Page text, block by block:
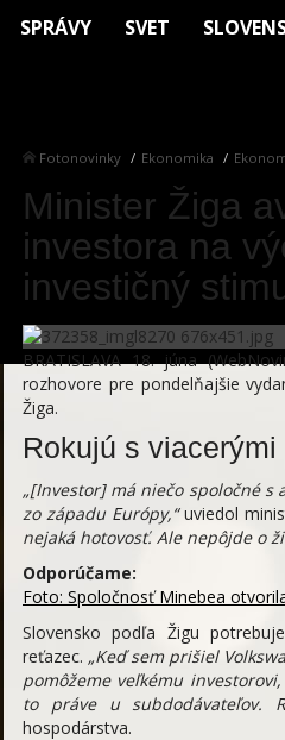
SPRÁVY SVET
Fotonovinky Ekonomika
Minister Žiga
investora na
investičný
BRATISLAVA 18. júna
rozhovore pre pondelňajšie
Žiga.
Rokujú s viacerými
„[Investor] má niečo spoločné
zo západu Európy,“uviedol
nejaká hotovosť. Ale nepôjde o
Odporúčame:
Foto: Spoločnosť Minebea
Slovensko podľa Žigu
reťazec. „Keď sem prišiel
pomôžeme veľkému
to práve u subdodávateľov.
hospodárstva.